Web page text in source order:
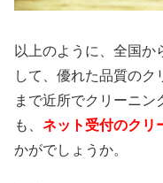
以上のように、全国
して、優れた品質のク
まで近所でクリーニン
も、 ネット受付のクリ
かがでしょうか。